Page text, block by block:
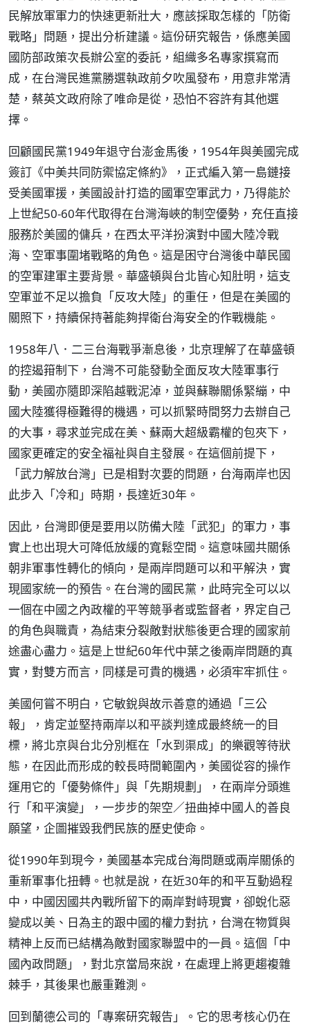
民解放軍軍力的快速更新壯大，應該採取怎樣的「防衛
戰略」問題，提出分析建議。這份研究報告，係應美國
國防部政策次長辦公室的委託，組織多名專家撰寫而
成，在台灣民進黨勝選執政前夕吹風發布，用意非常清
楚，蔡英文政府除了唯命是從，恐怕不容許有其他選
擇。
回顧國民黨1949年退守台澎金馬後，1954年與美國完成
簽訂《中美共同防禦協定條約》，正式編入第一島鏈接
受美國軍援，美國設計打造的國軍空軍武力，乃得能於
上世紀50-60年代取得在台灣海峽的制空優勢，充任直接
服務於美國的傭兵，在西太平洋扮演對中國大陸冷戰
海、空軍事圍堵戰略的角色。這是困守台灣後中華民國
的空軍建軍主要背景。華盛頓與台北皆心知肚明，這支
空軍並不足以擔負「反攻大陸」的重任，但是在美國的
關照下，持續保持著能夠捍衛台海安全的作戰機能。
1958年八．二三台海戰爭漸息後，北京理解了在華盛頓
的控遏箝制下，台灣不可能發動全面反攻大陸軍事行
動，美國亦隨即深陷越戰泥淖，並與蘇聯關係緊繃，中
國大陸獲得極難得的機遇，可以抓緊時間努力去辦自己
的大事，尋求並完成在美、蘇兩大超級霸權的包夾下，
國家更確定的安全福祉與自主發展。在這個前提下，
「武力解放台灣」已是相對次要的問題，台海兩岸也因
此步入「冷和」時期，長達近30年。
因此，台灣即便是要用以防備大陸「武犯」的軍力，事
實上也出現大可降低放緩的寬鬆空間。這意味國共關係
朝非軍事性轉化的傾向，是兩岸問題可以和平解決，實
現國家統一的預告。在台灣的國民黨，此時完全可以以
一個在中國之內政權的平等競爭者或監督者，界定自己
的角色與職責，為結束分裂敵對狀態後更合理的國家前
途盡心盡力。這是上世紀60年代中葉之後兩岸問題的真
實，對雙方而言，同樣是可貴的機遇，必須牢牢抓住。
美國何嘗不明白，它敏銳與故示善意的通過「三公
報」，肯定並堅持兩岸以和平談判達成最終統一的目
標，將北京與台北分別框在「水到渠成」的樂觀等待狀
態，在因此而形成的較長時間範圍內，美國從容的操作
運用它的「優勢條件」與「先期規劃」，在兩岸分頭進
行「和平演變」，一步步的架空／扭曲掉中國人的善良
願望，企圖摧毀我們民族的歷史使命。
從1990年到現今，美國基本完成台海問題或兩岸關係的
重新軍事化扭轉。也就是說，在近30年的和平互動過程
中，中國因國共內戰所留下的兩岸對峙現實，卻蛻化惡
變成以美、日為主的跟中國的權力對抗，台灣在物質與
精神上反而已結構為敵對國家聯盟中的一員。這個「中
國內政問題」，對北京當局來說，在處理上將更趨複雜
棘手，其後果也嚴重難測。
回到蘭德公司的「專案研究報告」。它的思考核心仍在